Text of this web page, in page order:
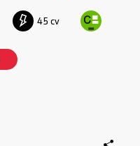
45 cv